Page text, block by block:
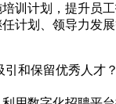
训计划，提升员工
计划、领导力发
和保留优秀人才